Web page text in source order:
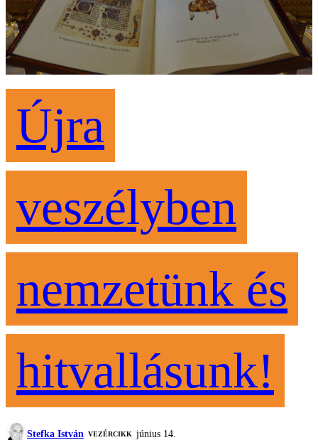
Újra
veszélyben
nemzetünk és
hitvallásunk!
Stefka István VEZÉRCIKK június 14.